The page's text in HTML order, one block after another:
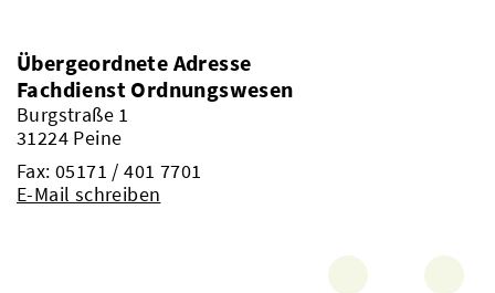
Übergeordnete Adresse
Fachdienst Ordnungswesen
Burgstraße 1
31224 Peine
Fax: 05171 / 401 7701
E-Mail schreiben